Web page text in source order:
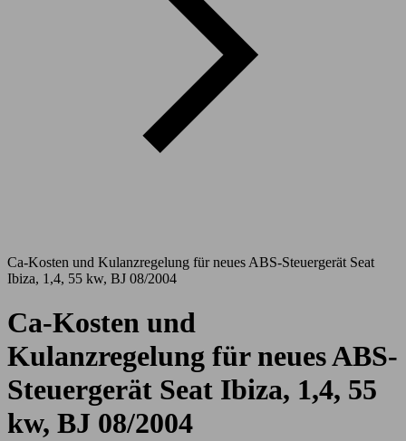
Ca-Kosten und Kulanzregelung für neues ABS-Steuergerät Seat
Ibiza, 1,4, 55 kw, BJ 08/2004
Ca-Kosten und
Kulanzregelung für neues ABS-
Steuergerät Seat Ibiza, 1,4, 55
kw, BJ 08/2004